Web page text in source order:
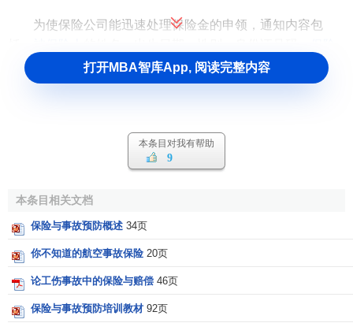
为使保险公司能迅速处理保险金的申领，通知内容包
号码、保险事故发生日期及保险事故发生状况和程度（伤
害保险指被保险人伤害的程度)。
打开MBA智库App, 阅读完整内容
本条目对我有帮助
9
本条目相关文档
保险与事故预防概述 34页
你不知道的航空事故保险 20页
论工伤事故中的保险与赔偿 46页
保险与事故预防培训教材 92页